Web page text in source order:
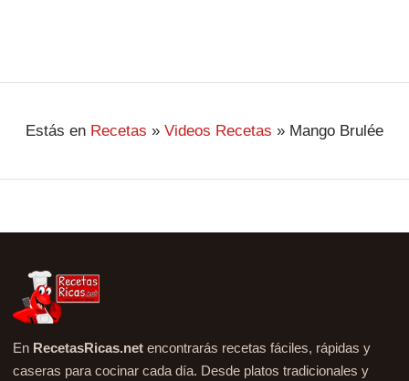
Estás en Recetas » Videos Recetas » Mango Brulée
En RecetasRicas.net encontrarás recetas fáciles, rápidas y
caseras para cocinar cada día. Desde platos tradicionales y